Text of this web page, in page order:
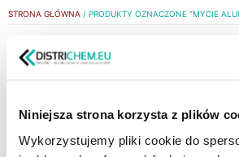
Niniejsza strona korzysta z plików
Wykorzystujemy pliki cookie do
STRONA GŁÓWNA / PRODUKTY OZNACZONE “MYCIE
mycie alufelg